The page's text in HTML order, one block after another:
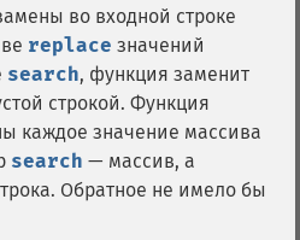
во входной строке
replace значений
search, функция заменит
строкой. Функция
каждое значение массива
search — массив, а
Обратное не имело бы